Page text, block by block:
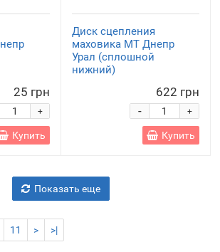
25 грн
+
Купить
Диск сцепления
маховика МТ Днепр
Урал (сплошной
нижний)
622 грн
+
-
Купить
Показать еще
11 > >|